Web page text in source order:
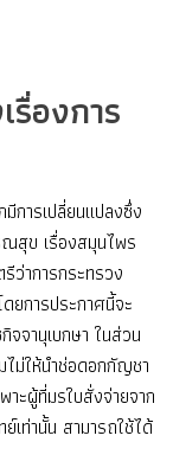
องการ
การเปลี่ยนแปลงซึ่ง
ณสุข เรื่องสมุนไพร
าการกระทรวง
ยการประกาศนี้จะ
จจานุเบกษา ในส่วน
ม่ให้นำช่อดอกกัญชา
าะผู้ที่มรใบสั่งจ่ายจาก
เท่านั้น สามารถใช้ได้